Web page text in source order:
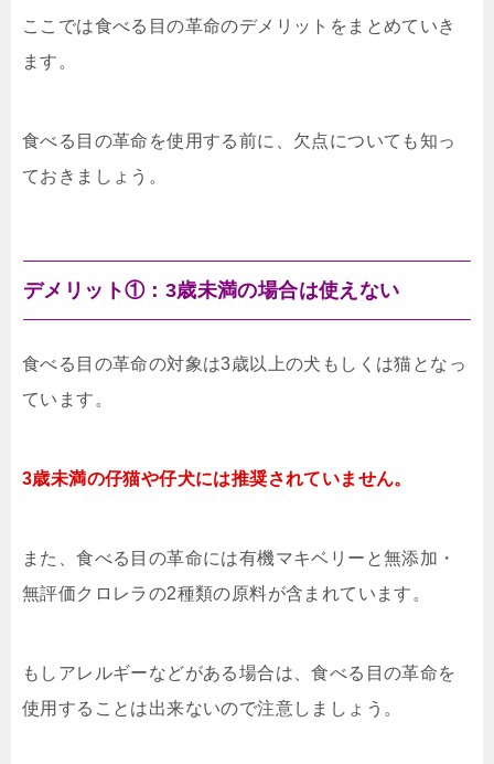
ここでは食べる目の革命のデメリットをまとめていき
ます。
食べる目の革命を使用する前に、欠点についても知っ
ておきましょう。
デメリット①：3歳未満の場合は使えない
食べる目の革命の対象は3歳以上の犬もしくは猫となっ
ています。
3歳未満の仔猫や仔犬には推奨されていません。
また、食べる目の革命には有機マキベリーと無添加・
無評価クロレラの2種類の原料が含まれています。
もしアレルギーなどがある場合は、食べる目の革命を
使用することは出来ないので注意しましょう。